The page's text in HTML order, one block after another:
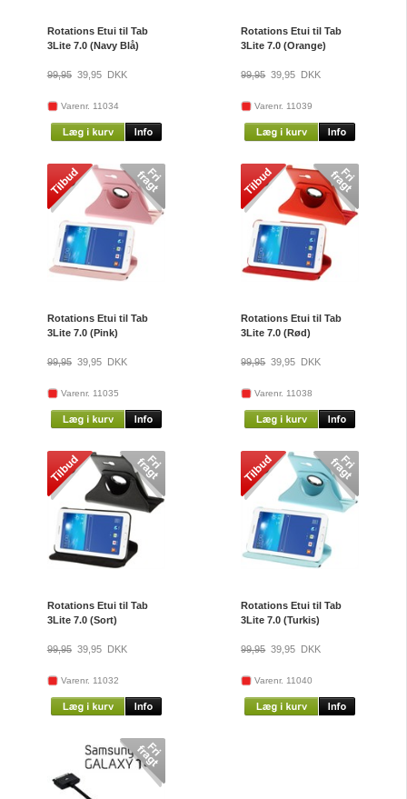
Rotations Etui til Tab
3Lite 7.0 (Navy Blå)
99,95 39,95DKK
Varenr. 11034
Rotations Etui til Tab
3Lite 7.0 (Orange)
99,95 39,95 DKK
Varenr. 11039
Rotations Etui til Tab
3Lite 7.0 (Pink)
99,95 39,95DKK
Varenr. 11035
Rotations Etui til Tab
3Lite 7.0 (Rød)
99,95 39,95 DKK
Varenr. 11038
Rotations Etui til Tab
3Lite 7.0 (Sort)
99,95 39,95DKK
Varenr. 11032
Rotations Etui til Tab
3Lite 7.0 (Turkis)
99,95 39,95 DKK
Varenr. 11040